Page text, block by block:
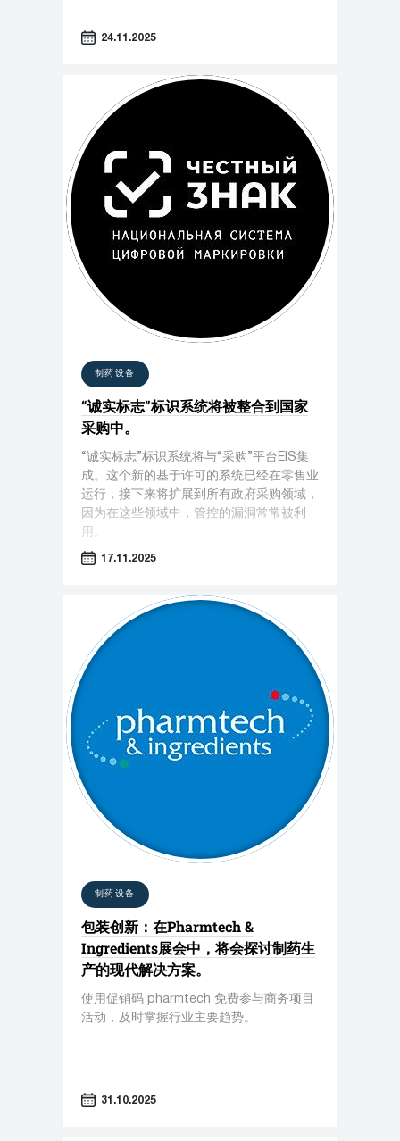
24.11.2025
制药设备
“诚实标志”标识系统将被整合到国家
采购中。
“诚实标志”标识系统将与“采购”平台EIS集
成。这个新的基于许可的系统已经在零售业
运行，接下来将扩展到所有政府采购领域，
因为在这些领域中，管控的漏洞常常被利
用。
17.11.2025
制药设备
包装创新：在Pharmtech &
Ingredients展会中，将会探讨制药生
产的现代解决方案。
使用促销码 pharmtech 免费参与商务项目
活动，及时掌握行业主要趋势。
31.10.2025